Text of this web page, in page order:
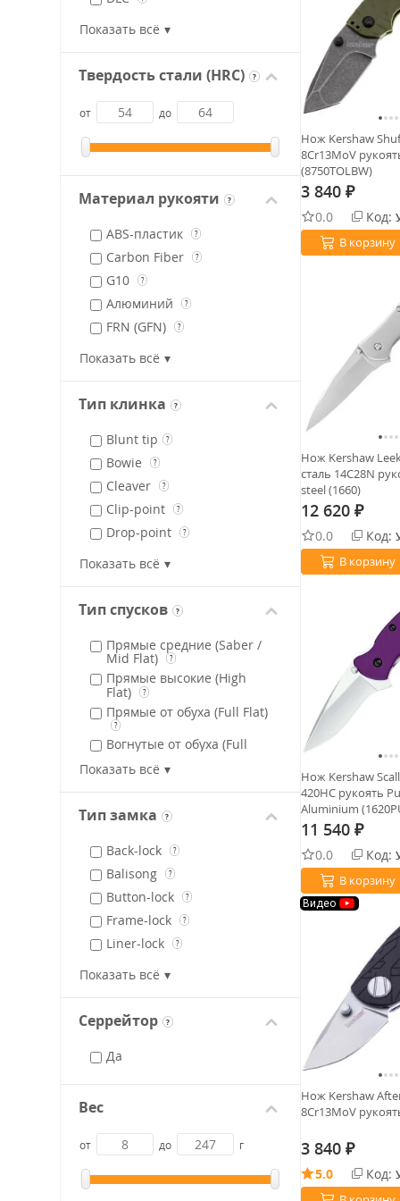
CPM S30V
CTS-BDZ1
Sandvik 14C28N ?
Magnacut ?
Black
Показать всё
Твердость стали (HRC) ?
от до
Материал рукояти ?
ABS-пластик ?
Carbon Fiber ?
G10 ?
Алюминий ?
FRN (GFN) ?
Полипропилен
Сталь ?
Термопластик GRN
Титан ?
Trac-Tec ?
Никель
Ultem
Полимер
Показать всё
Тип клинка ?
Blunt tip​ ?
Bowie ?
Cleaver ?
Clip-point ?
Drop-point ?
Tanto (revers) ?
Tanto (american)
Upswept-point
Wharncliffe ?
Показать всё
Тип спусков ?
Прямые средние (Saber /
Mid Flat)
?
Прямые высокие (High
Flat)
?
Прямые от обуха (Full Flat)
?
Вогнутые от обуха (Full
Вогнутые высокие (High
Hollow)
?
Вогнутые средние (Saber
Hollow / Mid Hollow)
Показать всё
Тип замка ?
Back-lock ?
Balisong ?
Button-lock ?
Frame-lock ?
Liner-lock ?
Slider-lock
Out-the-front double auto
?
Dura-lock
Показать всё
Серрейтор ?
Да
Вес
от до г
Нож Kershaw
8Cr13MoV
(8750TOLBW)
3 840 ₽
0.0 Код:
В корзину
Нож Kershaw
сталь 14C28N
steel (1660)
12 620 ₽
0.0 Код:
В корзину
Нож Kershaw
420HC рукоять
Aluminium
11 540 ₽
0.0 Код:
В корзину
Видео
Нож Kershaw
8Cr13MoV
3 840 ₽
5.0 Код: